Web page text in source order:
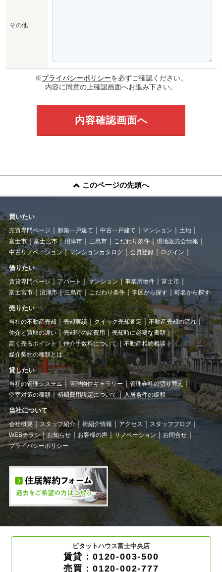
その他
※プライバシーポリシーを必ずご確認ください。
内容に同意の上確認画面へお進み下さい。
このページの先頭へ
買いたい
売買専門ページ 新築一戸建て 中古一戸建て マンション
土地
富士市
富士宮市 沼津市 三島市 こだわり条件
現地販売会情報
中古リノベーション
マンションカタログ 会員登録 ログイン
借りたい
賃貸専門ページ アパート マンション 事業用物件
富士市
富士宮市
沼津市 三島市 こだわり条件 学区から探す 町名から探す
売りたい
当社の不動産売却 売却実績 クイック売却査定
不動産売却の流れ
仲介と買取の違い
売却時の諸費用
売却時に必要な書類
高く売るポイント
仲介手数料について
不動産相続相談
媒介契約の種類とは
貸したい
当社の管理システム 管理物件ギャラリー
管理会社の切り替え
空室対策の種類
初期費用設定について 入居条件の緩和
当社について
会社概要 スタッフ紹介 街紹介情報 アクセス
スタッフブログ
WEBチラシ
お知らせ お客様の声 リノベーション
お問合せ
プライバシーポリシー
ピタットハウス富士中央店
賃貸：0120-003-500
売買：0120-002-777